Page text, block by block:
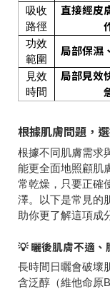
吸收
路徑
直接經皮
功效
範圍
局部保濕
見效
時間
局部見效
根據肌膚問題，
根據不同肌膚需求
能更全面地照顧肌
常乾燥，只要正確
澤。以下是常見的
助你更了解這項成
💡 曬後肌膚不適
長時間日曬會破壞
含泛醇（維他命原